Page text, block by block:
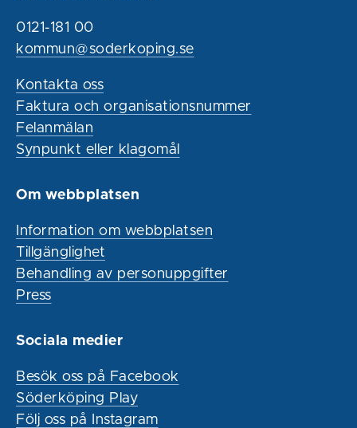
0121-181 00
kommun@soderkoping.se
Kontakta oss
Faktura och organisationsnummer
Felanmälan
Synpunkt eller klagomål
Om webbplatsen
Information om webbplatsen
Tillgänglighet
Behandling av personuppgifter
Press
Sociala medier
Besök oss på Facebook
Söderköping Play
Följ oss på Instagram